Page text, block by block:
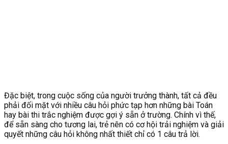
Đặc biệt, trong cuộc sống của người trưởng thành, tất cả đều
phải đối mặt với nhiều câu hỏi phức tạp hơn những bài Toán
hay bài thi trắc nghiệm được gợi ý sẵn ở trường. Chính vì thế,
để sẵn sàng cho tương lai, trẻ nên có cơ hội trải nghiệm và giải
quyết những câu hỏi không nhất thiết chỉ có 1 câu trả lời.